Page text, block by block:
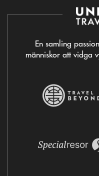
En samling
människor att vidga